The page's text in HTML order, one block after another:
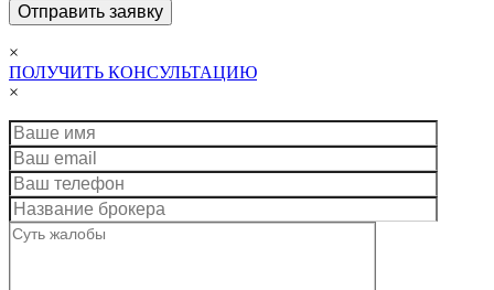
×
ПОЛУЧИТЬ КОНСУЛЬТАЦИЮ
×